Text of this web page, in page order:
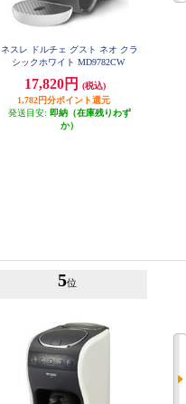
ネスレ ドルチェ グスト ネオ クラ
シックホワイト MD9782CW
17,820円
(税込)
1,782円分ポイント還元
発送目安: 即納（在庫残りわず
か）
5位